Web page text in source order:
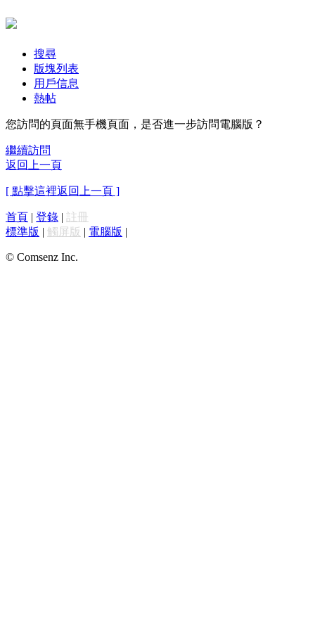
搜尋
版塊列表
用戶信息
熱帖
您訪問的頁面無手機頁面，是否進一步訪問電腦版？
繼續訪問
返回上一頁
[ 點擊這裡返回上一頁 ]
首頁 | 登錄 | 註冊
標準版 | 觸屏版 | 電腦版 |
© Comsenz Inc.